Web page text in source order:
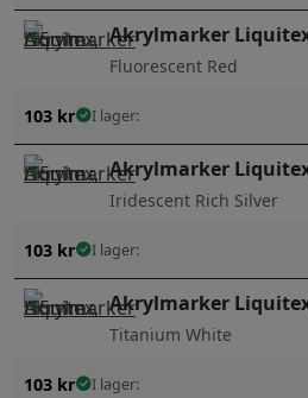
Akrylmarker
Fluorescent Red
103 kr I lager:
Akrylmarker
Iridescent Rich Silver
103 kr I lager:
Akrylmarker
Titanium White
103 kr I lager: